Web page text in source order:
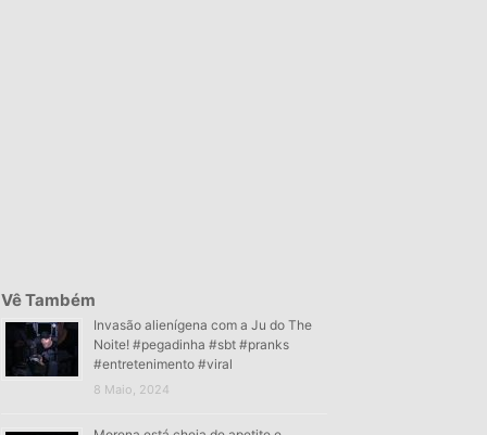
Vê Também
Invasão alienígena com a Ju do The
Noite! #pegadinha #sbt #pranks
#entretenimento #viral
8 Maio, 2024